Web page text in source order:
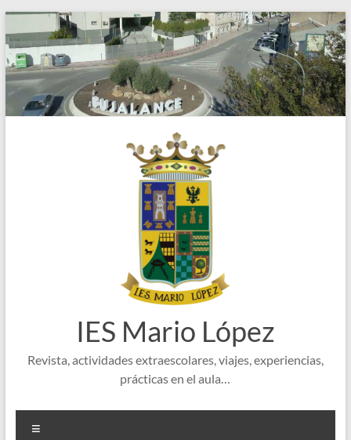
Saltar
al
contenido
IES Mario López
Revista, actividades extraescolares, viajes, experiencias,
prácticas en el aula…